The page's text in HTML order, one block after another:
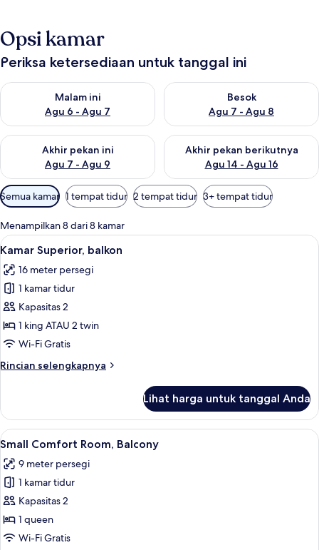
Opsi kamar
Periksa ketersediaan untuk tanggal ini
Malam ini
Agu 6 - Agu 7
Periksa ketersediaan untuk malam ini Agu 6 - Agu 7
Besok
Agu 7 - Agu 8
Periksa ketersediaan untuk
Akhir pekan ini
Agu 7 - Agu 9
Periksa ketersediaan untuk akhir pekan ini Agu 7 - Agu 9
Akhir pekan berikutnya
Agu 14 - Agu 16
Periksa ketersediaan untuk
Filter
tersedia
untuk
kamar
Semua kamar 1 tempat tidur 2 tempat tidur 3+ tempat tidur
Menampilkan 8 dari 8 kamar
Lihat
semua
foto
untuk
Kamar
Superior,
balkon
Kamar Superior, balkon | Seprai
16
Kamar Superior, balkon
16 meter persegi
1 kamar tidur
Kapasitas 2
1 king ATAU 2 twin
Wi-Fi Gratis
Rincian selengkapnya
Rincian
Kamar
Superior,
balkon
Lihat harga untuk tanggal Anda
Lihat
semua
foto
untuk
Small
Comfort
Room,
Seprai premium, tempat tidur Select
8
Small Comfort Room, Balcony
9 meter persegi
1 kamar tidur
Kapasitas 2
1 queen
Wi-Fi Gratis